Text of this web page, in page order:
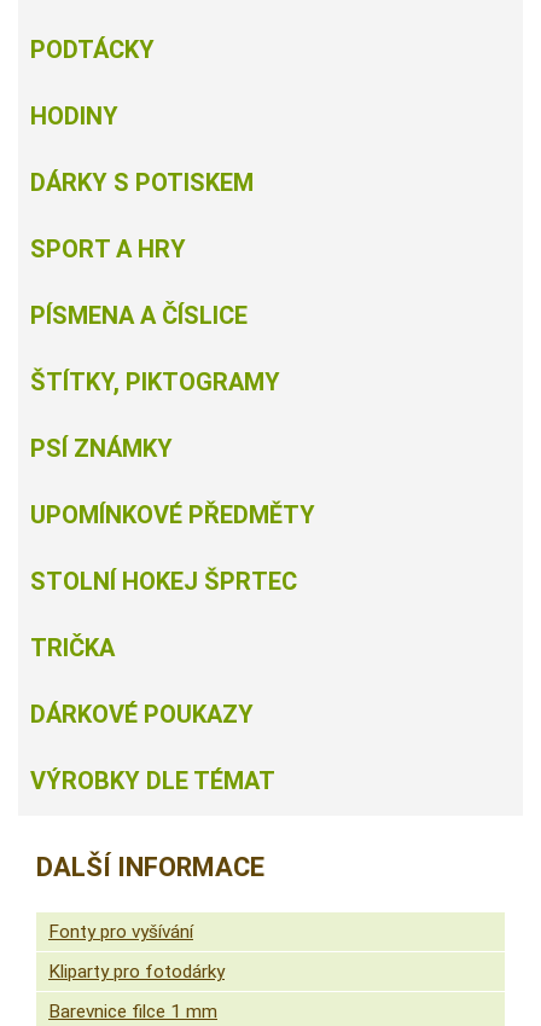
PODTÁCKY
HODINY
DÁRKY S POTISKEM
SPORT A HRY
PÍSMENA A ČÍSLICE
ŠTÍTKY, PIKTOGRAMY
PSÍ ZNÁMKY
UPOMÍNKOVÉ PŘEDMĚTY
STOLNÍ HOKEJ ŠPRTEC
TRIČKA
DÁRKOVÉ POUKAZY
VÝROBKY DLE TÉMAT
DALŠÍ INFORMACE
Fonty pro vyšívání
Kliparty pro fotodárky
Barevnice filce 1 mm